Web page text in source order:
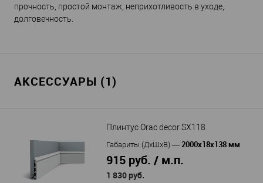
прочность, простой монтаж, неприхотливость в уходе,
долговечность.
АКСЕССУАРЫ (1)
Плинтус Orac decor SX118
Габариты (ДхШхВ) — 2000х18х138 мм
915 руб. / м.п.
1 830 руб.